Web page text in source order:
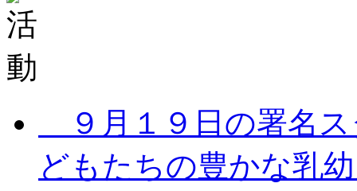
９月１９日の署名ス
どもたちの豊かな乳